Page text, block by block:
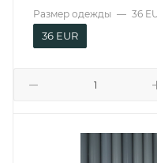
Размер одежды — 36
36 EUR